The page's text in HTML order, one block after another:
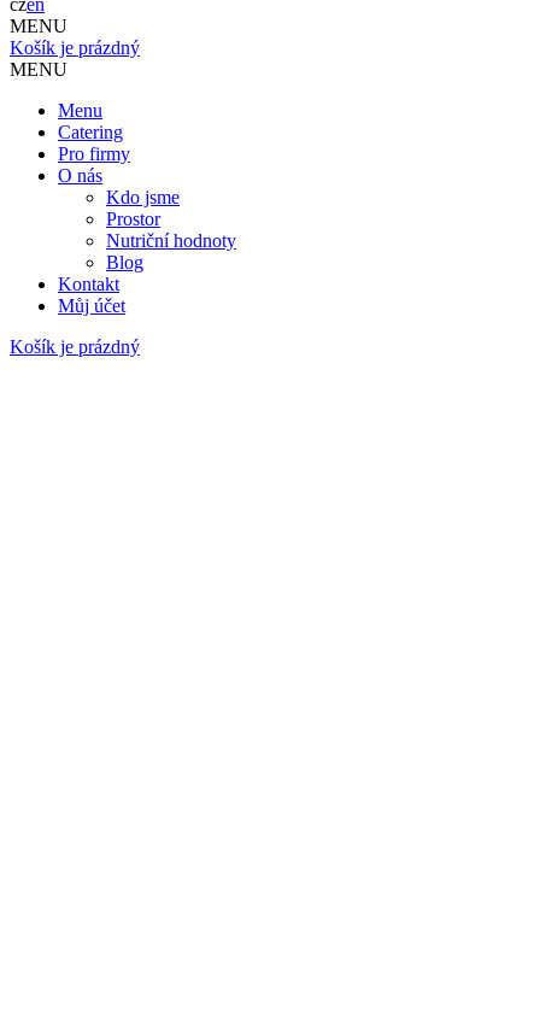
czen
MENU
Košík je prázdný
MENU
Menu
Catering
Pro firmy
O nás
Kdo jsme
Prostor
Nutriční hodnoty
Blog
Kontakt
Můj účet
Košík je prázdný